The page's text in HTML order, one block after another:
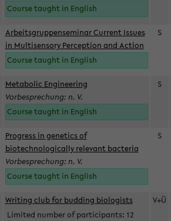
Course taught in English
Arbeitsgruppenseminar Current Issues
in Multisensory Perception and Action
Course taught in English
S
Metabolic Engineering
Vorbesprechung: n. V.
Course taught in English
S
Progress in genetics of
biotechnologically relevant bacteria
Vorbesprechung: n. V.
Course taught in English
S
Writing club for budding biologists
Limited number of participants: 12
V+Ü